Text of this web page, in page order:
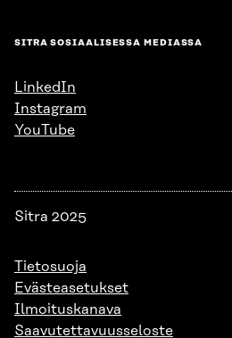
SITRA SOSIAALISESSA MEDIASSA
LinkedIn
Instagram
YouTube
Sitra 2025
Tietosuoja
Evästeasetukset
Ilmoituskanava
Saavutettavuusseloste